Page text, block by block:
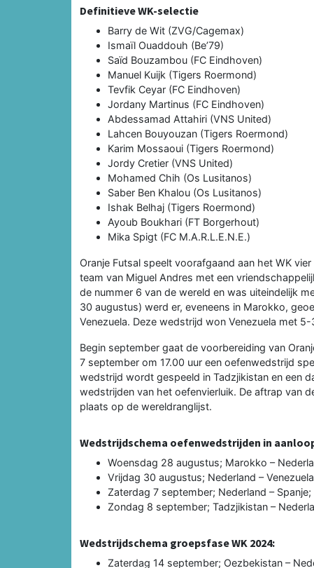
Definitieve WK-selectie
Barry de Wit (ZVG/Cagemax)
Ismaïl Ouaddouh (Be’79)
Saïd Bouzambou (FC Eindhoven)
Manuel Kuijk (Tigers Roermond)
Tevfik Ceyar (FC Eindhoven)
Jordany Martinus (FC Eindhoven)
Abdessamad Attahiri (VNS United)
Lahcen Bouyouzan (Tigers Roermond)
Karim Mossaoui (Tigers Roermond)
Jordy Cretier (VNS United)
Mohamed Chih (Os Lusitanos)
Saber Ben Khalou (Os Lusitanos)
Ishak Belhaj (Tigers Roermond)
Ayoub Boukhari (FT Borgerhout)
Mika Spigt (FC M.A.R.L.E.N.E.)
Oranje Futsal speelt voorafgaand aan het WK
team van Miguel Andres met een
de nummer 6 van de wereld en was uiteindelijk
30 augustus) werd er, eveneens in Marokko,
Venezuela. Deze wedstrijd won Venezuela met 5-
Begin september gaat de voorbereiding van
7 september om 17.00 uur een oefenwedstrijd
wedstrijd wordt gespeeld in Tadzjikistan en een
wedstrijden van het oefenvierluik. De aftrap van
plaats op de wereldranglijst.
Wedstrijdschema oefenwedstrijden in aanloop
Woensdag 28 augustus; Marokko –
Vrijdag 30 augustus; Nederland –
Zaterdag 7 september; Nederland –
Zondag 8 september; Tadzjikistan –
Wedstrijdschema groepsfase WK 2024:
Zaterdag 14 september; Oezbekistan –